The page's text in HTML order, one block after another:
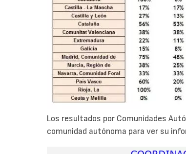
Los resultados por Comunidades
comunidad autónoma para ver su